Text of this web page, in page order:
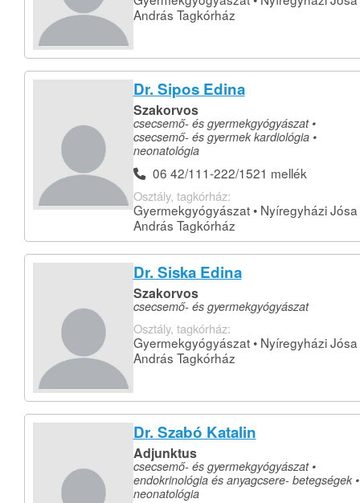
András Tagkórház
Dr. Sipos Edina
Szakorvos
csecsemő- és gyermekgyógyászat •
csecsemő- és gyermek kardiológia •
neonatológia
06 42/111-222/1521 mellék
Osztály, tagkórház:
Gyermekgyógyászat • Nyíregyházi Jósa
András Tagkórház
Dr. Siska Edina
Szakorvos
csecsemő- és gyermekgyógyászat
Osztály, tagkórház:
Gyermekgyógyászat • Nyíregyházi Jósa
András Tagkórház
Dr. Szabó Katalin
Adjunktus
csecsemő- és gyermekgyógyászat •
endokrinológia és anyagcsere- betegségek •
neonatológia